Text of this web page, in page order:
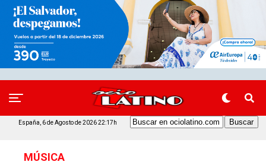
España, 6 de Agosto de 2026 22:17h
MÚSICA